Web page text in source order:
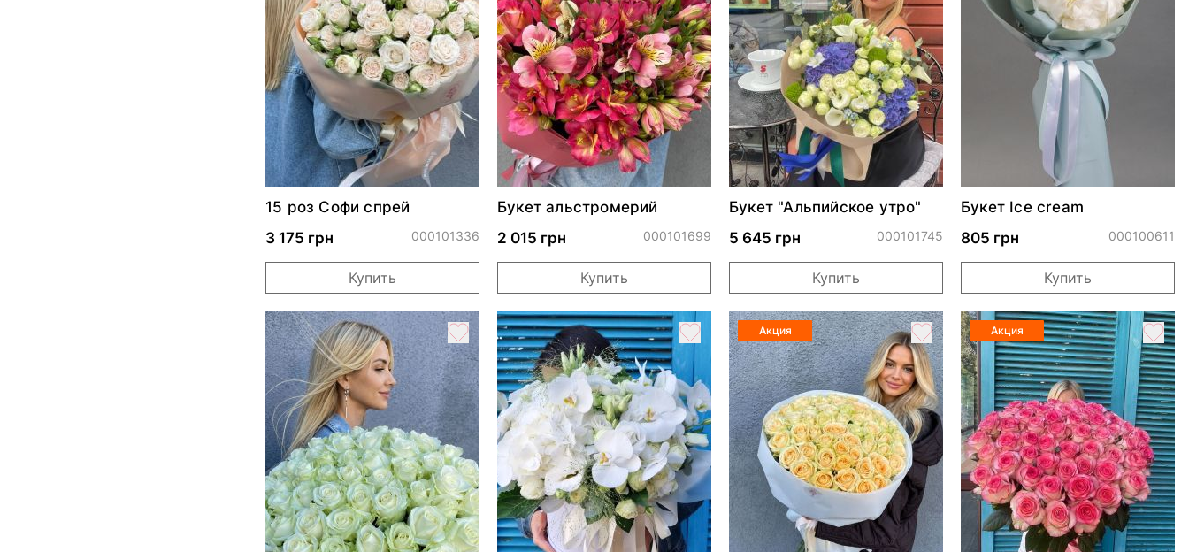
15 роз Софи спрей
3 175 грн
000101336
Купить
Букет альстромерий
2 015 грн
000101699
Купить
Букет "Альпийское утро"
5 645 грн
000101745
Купить
Букет Ice cream
805 грн
000100611
Купить
Акция Акция